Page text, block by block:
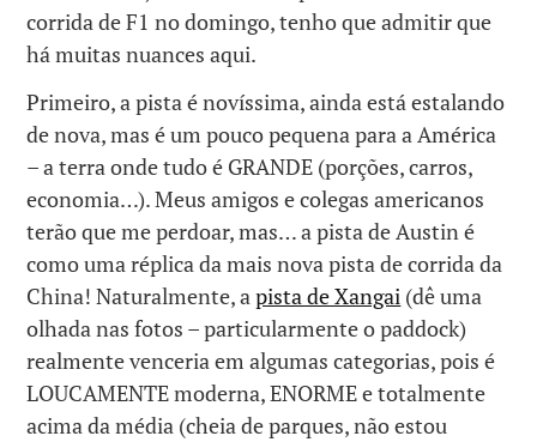
corrida de F1 no domingo, tenho que admitir que
há muitas nuances aqui.
Primeiro, a pista é novíssima, ainda está estalando
de nova, mas é um pouco pequena para a América
– a terra onde tudo é GRANDE (porções, carros,
economia…). Meus amigos e colegas americanos
terão que me perdoar, mas… a pista de Austin é
como uma réplica da mais nova pista de corrida da
China! Naturalmente, apista de Xangai (dê uma
olhada nas fotos – particularmente o paddock)
realmente venceria em algumas categorias, pois é
LOUCAMENTE moderna, ENORME e totalmente
acima da média (cheia de parques, não estou